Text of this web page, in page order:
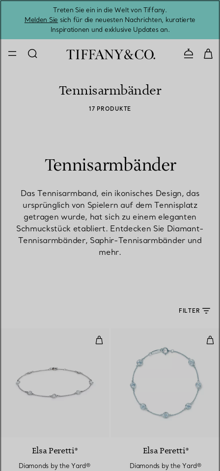
Treten Sie ein in die Welt von Tiffany.
Melden Sie sich für die neuesten Nachrichten, kuratierte
Inspirationen und exklusive Updates an.
Tennisarmbänder
17 PRODUKTE
Tennisarmbänder
Das Tennisarmband, ein ikonisches Design, das
ursprünglich von Spielern auf dem Tennisplatz
getragen wurde, hat sich zu einem eleganten
Schmuckstück etabliert. Entdecken Sie Diamant-
Tennisarmbänder, Saphir-Tennisarmbänder und
mehr.
FILTER
Diamonds by the Yard®
Elsa Peretti®
Diamonds by the Yard®
Elsa Peretti®
Diamonds by the Yard®